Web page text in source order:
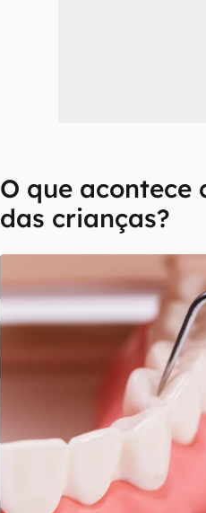
O que acontece
das crianças?